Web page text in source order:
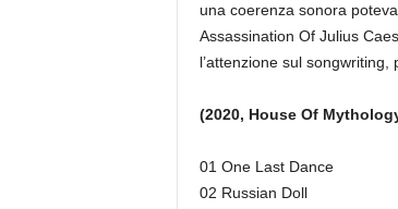
una coerenza sonora
Assassination Of Julius
l’attenzione sul songwriting,
(2020, House Of
01 One Last Dance
02 Russian Doll